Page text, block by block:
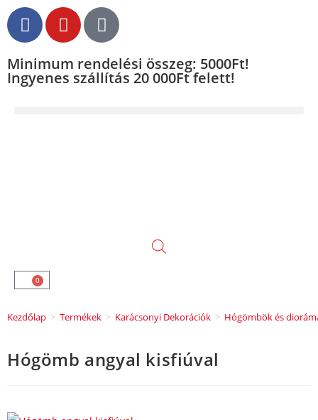
Minimum rendelési összeg: 5000Ft!
Ingyenes szállítás 20 000Ft felett!
0
Kezdőlap > Termékek > Karácsonyi Dekorációk > Hógömbök és
Hógömb angyal kisfiúval